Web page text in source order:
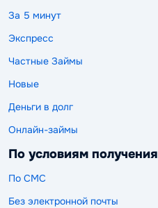
За 5 минут
Экспресс
Частные Займы
Новые
Деньги в долг
Онлайн-займы
По условиям получения
По СМС
Без электронной почты